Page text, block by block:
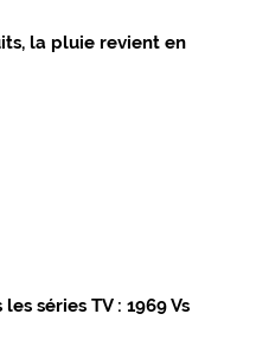
la pluie revient en
séries TV : 1969 Vs